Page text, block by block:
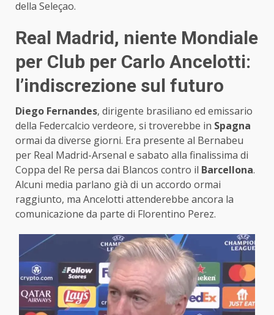
della Seleçao.
Real Madrid, niente Mondiale
per Club per Carlo Ancelotti:
l’indiscrezione sul futuro
Diego Fernandes, dirigente brasiliano ed emissario
della Federcalcio verdeore, si troverebbe in Spagna
ormai da diverse giorni. Era presente al Bernabeu
per Real Madrid-Arsenal e sabato alla finalissima di
Coppa del Re persa dai Blancos contro il Barcellona.
Alcuni media parlano già di un accordo ormai
raggiunto, ma Ancelotti attenderebbe ancora la
comunicazione da parte di Florentino Perez.